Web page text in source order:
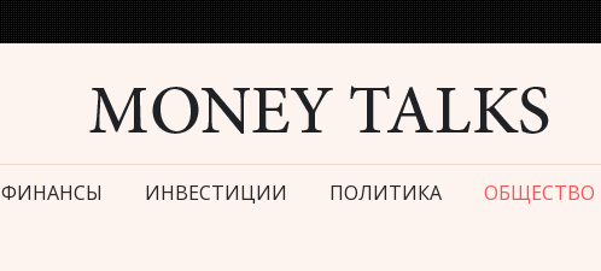
ФИНАНСЫ ИНВЕСТИЦИИ ПОЛИТИКА ОБЩЕСТВО